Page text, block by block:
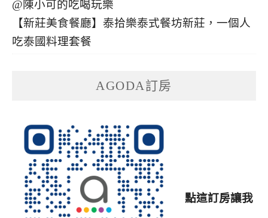
【新莊美食餐廳】泰拾樂泰式餐坊新莊，一個人
吃泰國料理套餐
AGODA訂房
點這訂房讓我